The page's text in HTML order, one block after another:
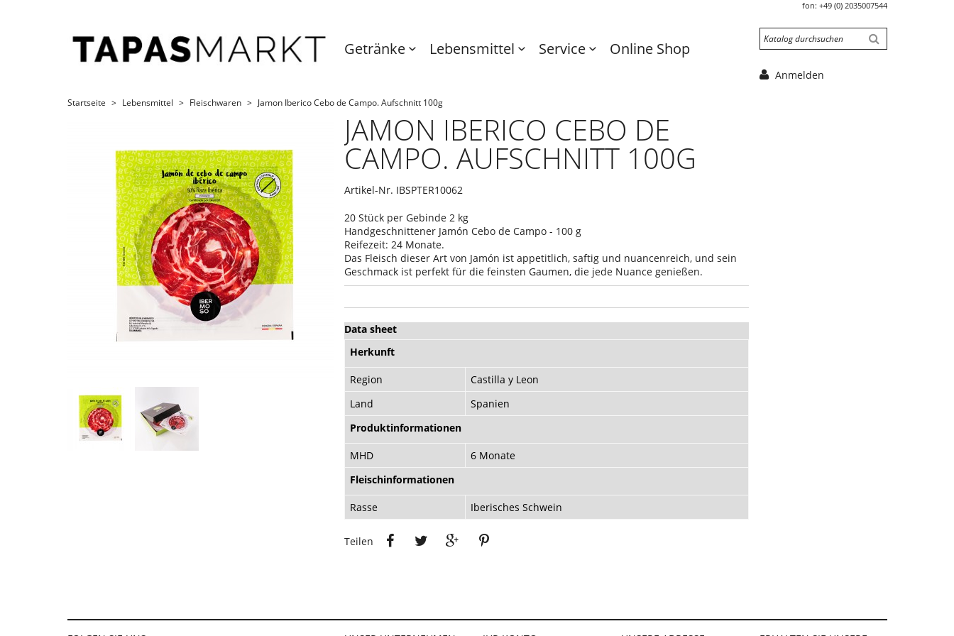
fon: +49 (0) 2035007544
Getränke Lebensmittel Service Online Shop
Anmelden
Startseite Lebensmittel Fleischwaren Jamon Iberico Cebo de Campo. Aufschnitt 100g
JAMON IBERICO CEBO DE
CAMPO. AUFSCHNITT 100G
Artikel-Nr. IBSPTER10062
20 Stück per Gebinde 2 kg
Handgeschnittener Jamón Cebo de Campo - 100 g
Reifezeit: 24 Monate.
Das Fleisch dieser Art von Jamón ist appetitlich, saftig und nuancenreich, und sein
Geschmack ist perfekt für die feinsten Gaumen, die jede Nuance genießen.
Data sheet
Herkunft
Region
Castilla y Leon
Land
Spanien
Produktinformationen
MHD
6 Monate
Fleischinformationen
Rasse Iberisches Schwein
Teilen
Teilen Tweet Google+